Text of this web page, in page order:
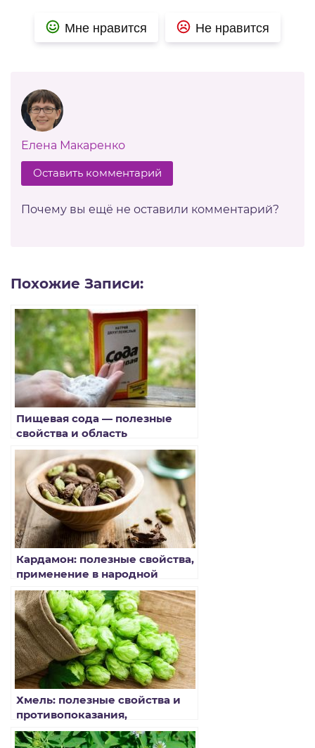
Мне нравится Не нравится
Елена Макаренко
Оставить комментарий
Почему вы ещё не оставили комментарий?
Похожие Записи:
Пищевая сода — полезные
свойства и область
применения
Кардамон: полезные свойства,
применение в народной
медицине
Хмель: полезные свойства и
противопоказания,
применение в народной
медицине